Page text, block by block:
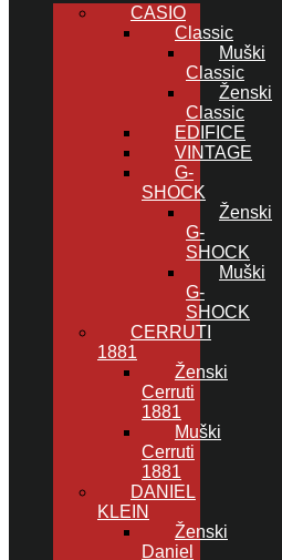
CASIO
Classic
Muški
Classic
Ženski
Classic
EDIFICE
VINTAGE
G-
SHOCK
Ženski
G-
SHOCK
Muški
G-
SHOCK
CERRUTI
1881
Ženski
Cerruti
1881
Muški
Cerruti
1881
DANIEL
KLEIN
Ženski
Daniel